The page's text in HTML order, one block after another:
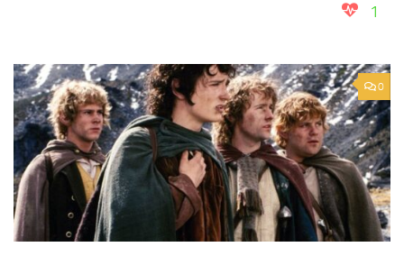
1
0